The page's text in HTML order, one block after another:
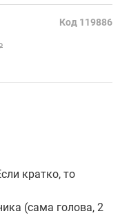
Код 119886
кратко, то
(сама голова, 2